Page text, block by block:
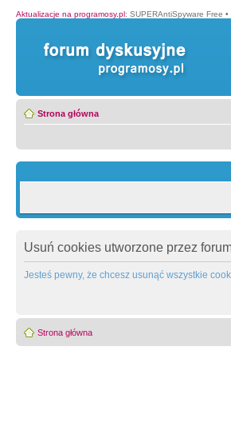
Aktualizacje na programosy.pl: SUPERAntiSpyware Free •
Strona główna
Usuń cookies utworzone przez
Jesteś pewny, że chcesz usunąć wszystkie
Strona główna